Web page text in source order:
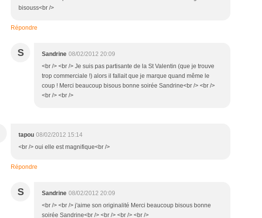
bisouss<br />
Répondre
S Sandrine 08/02/2012 20:09
<br /> <br /> Je suis pas partisante de la St Valentin (que je trouve
trop commerciale !) alors il fallait que je marque quand même le
coup ! Merci beaucoup bisous bonne soirée Sandrine<br /> <br />
<br /> <br />
tapou 08/02/2012 15:14
<br /> oui elle est magnifique<br />
Répondre
S Sandrine 08/02/2012 20:09
<br /> <br /> j'aime son originalité Merci beaucoup bisous bonne
soirée Sandrine<br /> <br /> <br /> <br />